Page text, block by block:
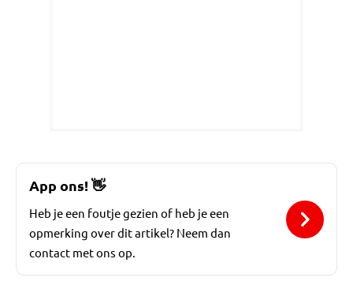
App ons!👋
Heb je een foutje gezien of heb je een
opmerking over dit artikel? Neem dan
contact met ons op.